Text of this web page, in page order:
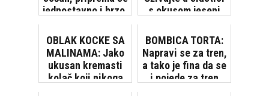
jednostavno i brzo,
s okusom jeseni
OBLAK KOCKE SA
MALINAMA: Jako
ukusan kremasti
kolač koji nikoga
BOMBICA TORTA:
Napravi se za tren,
a tako je fina da se
i pojede za tren